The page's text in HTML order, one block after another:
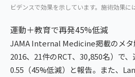
ビデンスで効果を示しています。施術効果に
運動＋教育で再発45%低減
JAMA Internal Medicine掲載のメ
2016、21件のRCT、30,850名）で
0.55（45%低減）と報告。また、